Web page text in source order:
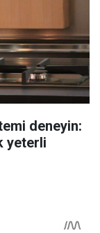
deneyin:
yeterli